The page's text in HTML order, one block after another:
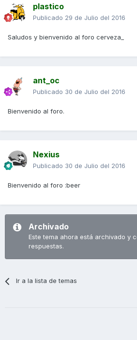
plastico
Publicado 29 de Julio del 2016
Saludos y bienvenido al foro cerveza_
ant_oc
Publicado 30 de Julio del 2016
Bienvenido al foro.
Nexius
Publicado 30 de Julio del 2016
Bienvenido al foro :beer
Archivado
Este tema ahora está archivado y
respuestas.
Ir a la lista de temas